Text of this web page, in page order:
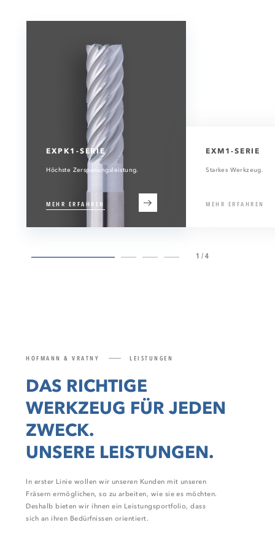
EXPK1-SERIE
Höchste Zerspanungsleistung.
MEHR ERFAHREN
EXM1-SERIE
Starkes Werkzeug.
MEHR ERFAHREN
1/4
HOFMANN & VRATNY LEISTUNGEN
DAS RICHTIGE
WERKZEUG FÜR JEDEN
ZWECK.
UNSERE LEISTUNGEN.
In erster Linie wollen wir unseren Kunden mit unseren
Fräsern ermöglichen, so zu arbeiten, wie sie es möchten.
Deshalb bieten wir ihnen ein Leistungsportfolio, dass
sich an ihren Bedürfnissen orientiert.